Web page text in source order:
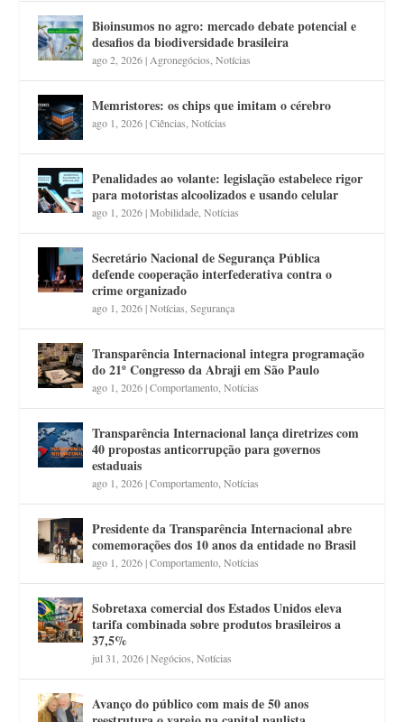
Bioinsumos no agro: mercado debate potencial e
desafios da biodiversidade brasileira
ago 2, 2026| Agronegócios ,Notícias
Memristores: os chips que imitam o cérebro
ago 1, 2026|Ciências ,Notícias
Penalidades ao volante: legislação estabelece rigor
para motoristas alcoolizados e usando celular
ago 1, 2026|Mobilidade ,Notícias
Secretário Nacional de Segurança Pública
defende cooperação interfederativa contra o
crime organizado
ago 1, 2026|Notícias ,Segurança
Transparência Internacional integra programação
do 21º Congresso da Abraji em São Paulo
ago 1, 2026|Comportamento ,Notícias
Transparência Internacional lança diretrizes com
40 propostas anticorrupção para governos
estaduais
ago 1, 2026|Comportamento ,Notícias
Presidente da Transparência Internacional abre
comemorações dos 10 anos da entidade no Brasil
ago 1, 2026|Comportamento ,Notícias
Sobretaxa comercial dos Estados Unidos eleva
tarifa combinada sobre produtos brasileiros a
37,5%
jul 31, 2026|Negócios ,Notícias
Avanço do público com mais de 50 anos